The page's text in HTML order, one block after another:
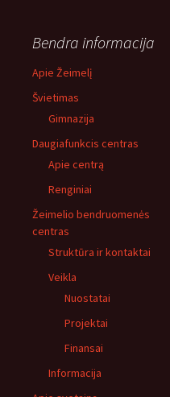
Bendra informacija
Apie Žeimelį
Švietimas
Gimnazija
Daugiafunkcis centras
Apie centrą
Renginiai
Žeimelio bendruomenės
centras
Struktūra ir kontaktai
Veikla
Nuostatai
Projektai
Finansai
Informacija